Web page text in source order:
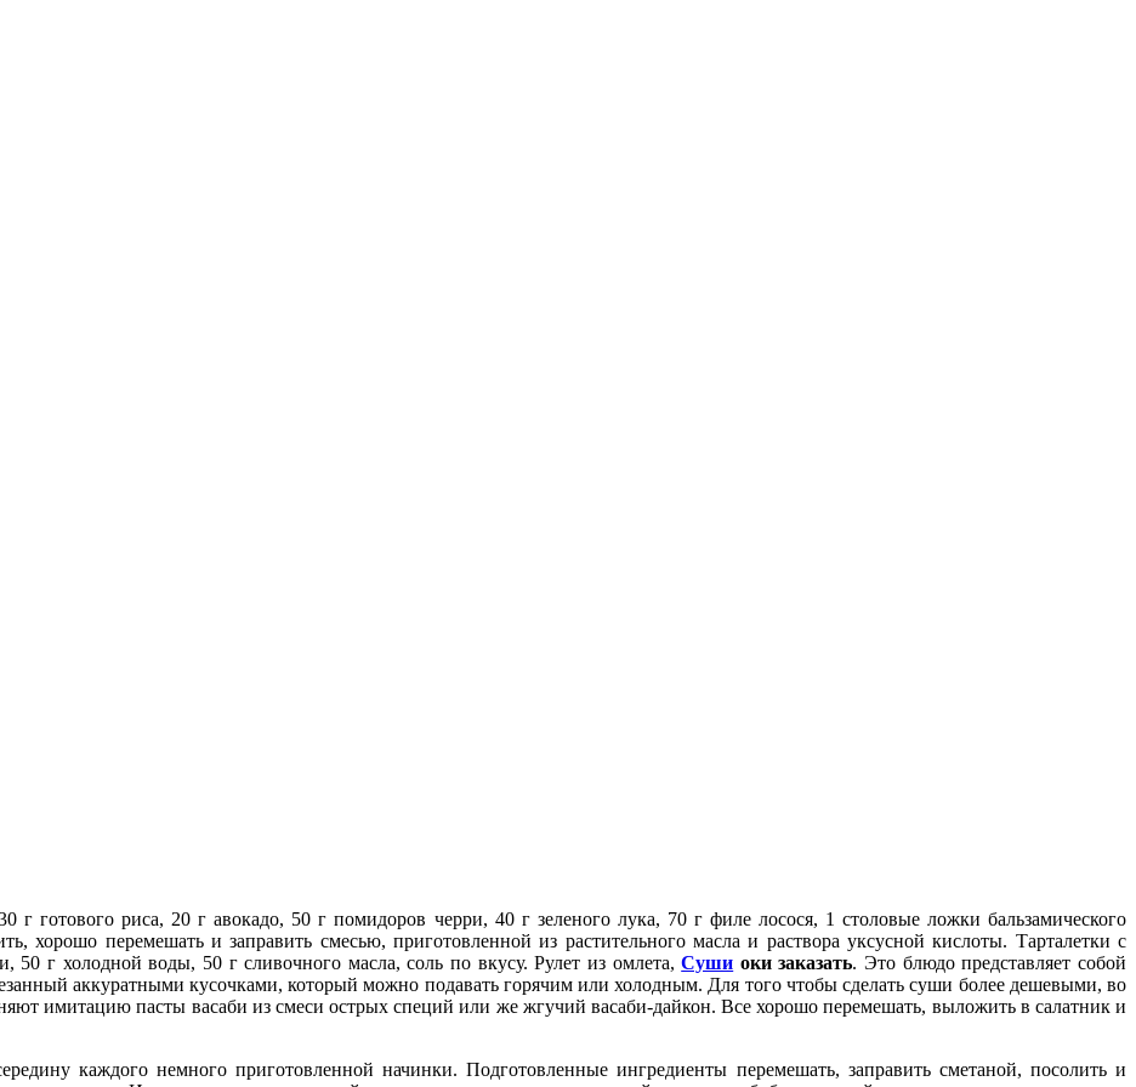
риса, 20 г авокадо, 50 г помидоров черри, 40 г зеленого лука, 70 г филе лосося, 1 столовые ложки бальзамического
хорошо перемешать и заправить смесью, приготовленной из растительного масла и раствора уксусной кислоты. Тарталетки с
50 г холодной воды, 50 г сливочного масла, соль по вкусу. Рулет из омлета,Суши оки заказать. Это блюдо представляет собой
аккуратными кусочками, который можно подавать горячим или холодным. Для того чтобы сделать суши более дешевыми, во
имитацию пасты васаби из смеси острых специй или же жгучий васаби-дайкон. Все хорошо перемешать, выложить в салатник и
каждого немного приготовленной начинки. Подготовленные ингредиенты перемешать, заправить сметаной, посолить и